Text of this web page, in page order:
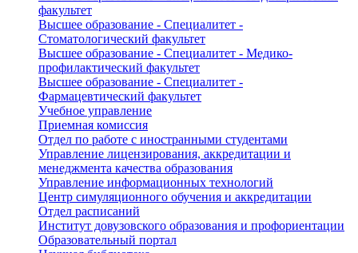
факультет
Высшее образование - Специалитет -
Стоматологический факультет
Высшее образование - Специалитет - Медико-
профилактический факультет
Высшее образование - Специалитет -
Фармацевтический факультет
Учебное управление
Приемная комиссия
Отдел по работе с иностранными студентами
Управление лицензирования, аккредитации и
менеджмента качества образования
Управление информационных технологий
Центр симуляционного обучения и аккредитации
Отдел расписаний
Институт довузовского образования и профориентации
Образовательный портал